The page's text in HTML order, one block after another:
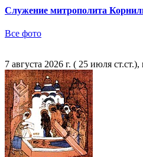
Служение митрополита
Все фото
7 августа 2026 г. ( 25 июля